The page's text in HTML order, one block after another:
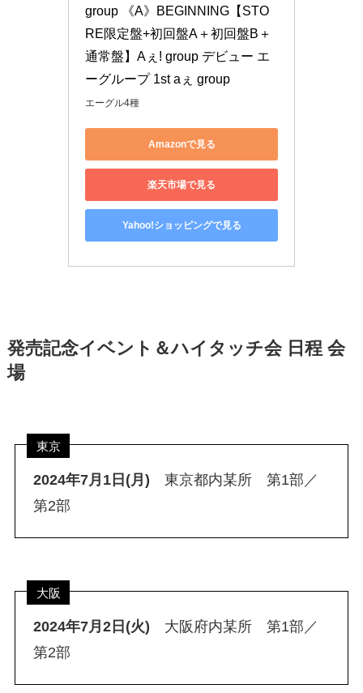
group 《A》BEGINNING【STO
RE限定盤+初回盤A＋初回盤B＋
通常盤】Aぇ! group デビュー エ
ーグループ 1st aぇ group
エーグル4種
Amazonで見る
楽天市場で見る
Yahoo!ショッピングで見る
発売記念イベント＆ハイタッチ会 日程 会
場
東京
2024年7月1日(月) 東京都内某所 第1部／
第2部
大阪
2024年7月2日(火) 大阪府内某所 第1部／
第2部